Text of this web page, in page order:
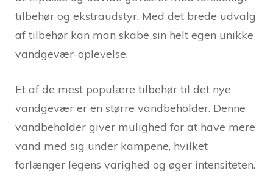
tilbehør og ekstraudstyr. Med det brede udvalg
af tilbehør kan man skabe sin helt egen unikke
vandgevær-oplevelse.
Et af de mest populære tilbehør til det nye
vandgevær er en større vandbeholder. Denne
vandbeholder giver mulighed for at have mere
vand med sig under kampene, hvilket
forlænger legens varighed og øger intensiteten.